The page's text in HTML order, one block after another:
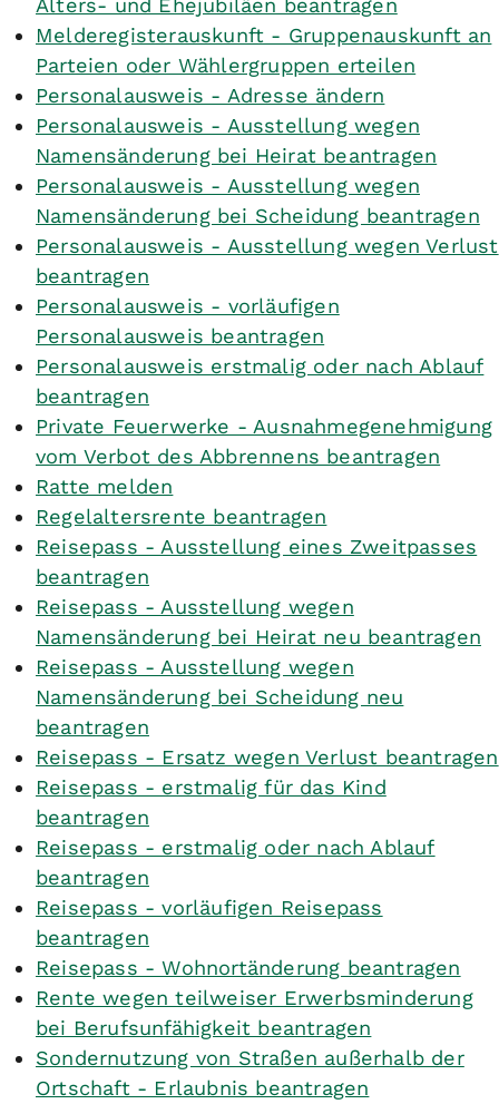
Alters- und Ehejubiläen beantragen
Melderegisterauskunft - Gruppenauskunft an
Parteien oder Wählergruppen erteilen
Personalausweis - Adresse ändern
Personalausweis - Ausstellung wegen
Namensänderung bei Heirat beantragen
Personalausweis - Ausstellung wegen
Namensänderung bei Scheidung beantragen
Personalausweis - Ausstellung wegen Verlust
beantragen
Personalausweis - vorläufigen
Personalausweis beantragen
Personalausweis erstmalig oder nach Ablauf
beantragen
Private Feuerwerke - Ausnahmegenehmigung
vom Verbot des Abbrennens beantragen
Ratte melden
Regelaltersrente beantragen
Reisepass - Ausstellung eines Zweitpasses
beantragen
Reisepass - Ausstellung wegen
Namensänderung bei Heirat neu beantragen
Reisepass - Ausstellung wegen
Namensänderung bei Scheidung neu
beantragen
Reisepass - Ersatz wegen Verlust beantragen
Reisepass - erstmalig für das Kind
beantragen
Reisepass - erstmalig oder nach Ablauf
beantragen
Reisepass - vorläufigen Reisepass
beantragen
Reisepass - Wohnortänderung beantragen
Rente wegen teilweiser Erwerbsminderung
bei Berufsunfähigkeit beantragen
Sondernutzung von Straßen außerhalb der
Ortschaft - Erlaubnis beantragen